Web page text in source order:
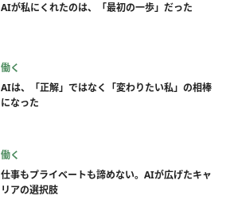
AIが私にくれたのは、「最初の一歩」だった
働く
AIは、「正解」ではなく「変わりたい私」の相棒
になった
働く
仕事もプライベートも諦めない。AIが広げたキャ
リアの選択肢